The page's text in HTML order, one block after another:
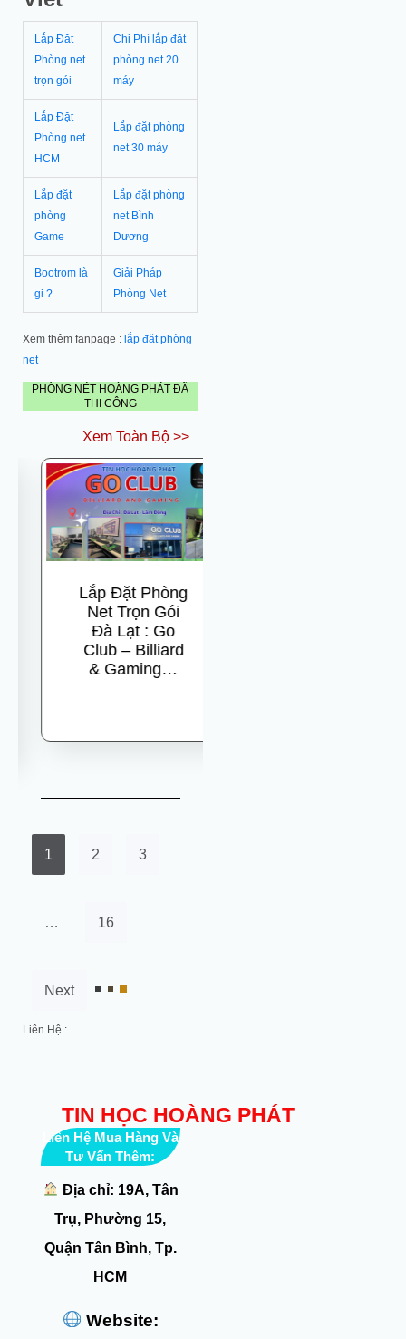
Lắp Đặt
Phòng net
trọn gói
Chi Phí lắp đặt
phòng net 20
máy
Lắp Đặt
Phòng net
HCM
Lắp đặt phòng
net 30 máy
Lắp đặt
phòng
Game
Lắp đặt phòng
net Bình
Dương
Bootrom là
gi ?
Giải Pháp
Phòng Net
Xem thêm fanpage : lắp đặt phòng
net
PHÒNG NÉT HOÀNG PHÁT ĐÃ
THI CÔNG
Xem Toàn Bộ >>
Lắp Đặt Phòng
Net Trọn Gói
Đà Lạt : Go
Club – Billiard
& Gaming…
1 2 3
… 16
Next
Liên Hệ :
TIN HỌC HOÀNG PHÁT
Liên Hệ Mua Hàng Và
Tư Vấn Thêm:
Địa chỉ: 19A, Tân
Trụ, Phường 15,
Quận Tân Bình, Tp.
HCM
Website: